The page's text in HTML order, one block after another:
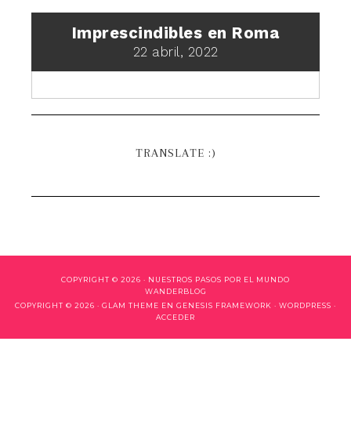
Imprescindibles en Roma
22 abril, 2022
TRANSLATE :)
COPYRIGHT © 2026 · NUESTROS PASOS POR EL MUNDO
WANDERBLOG
COPYRIGHT © 2026 · GLAM THEME EN GENESIS FRAMEWORK · WORDPRESS ·
ACCEDER